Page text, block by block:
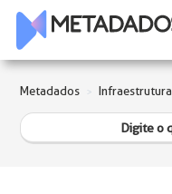
Metadados Infraestrutura